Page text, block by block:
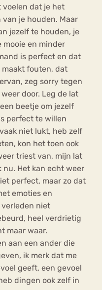
voelen dat je het
je houden. Maar
jezelf te houden, je
mooie en minder
is perfect en dat
fouten, dat
zeg sorry tegen
door. Leg de lat
beetje om jezelf
perfect te willen
niet lukt, heb zelf
kon het toen ook
triest van, mijn lat
nu. Het kan echt weer
perfect, maar zo dat
emoties en
niet
heel verdrietig
maar waar.
aan een ander die
ik merk dat me
geeft, een gevoel
dingen ook zelf in